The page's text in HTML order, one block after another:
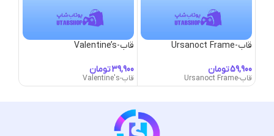
قاب-Ursanoct Frame
تومان
قاب-Ursanoct Frame
قاب-Valentine’s
تومان
قاب-Valentine's